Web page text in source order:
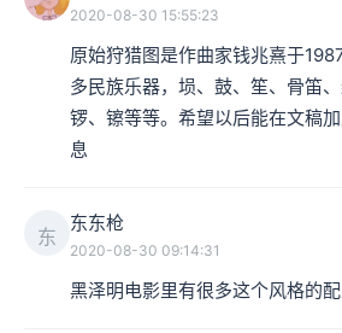
2020-08-30 15:55:23
原始狩猎图是作曲家钱兆熹于
多民族乐器，埙、鼓、笙、骨笛、
锣、镲等等。希望以后能在文稿
息
东
东东枪
2020-08-30 09:14:31
黑泽明电影里有很多这个风格的配